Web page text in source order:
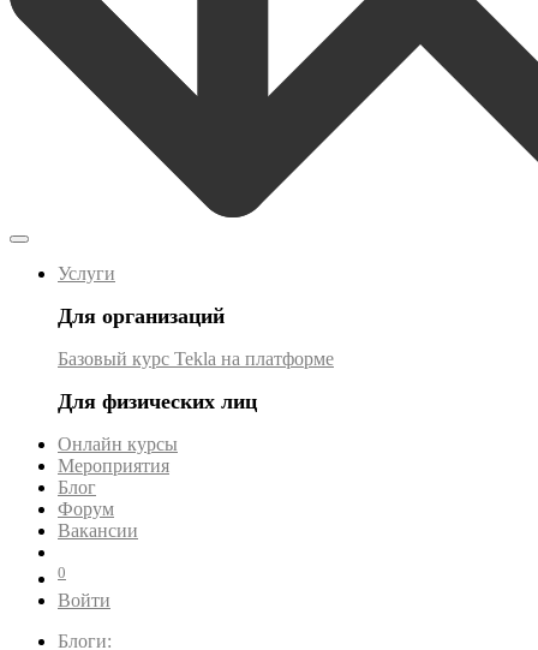
Услуги
Для организаций
Базовый курс Tekla на платформе
Для физических лиц
Онлайн курсы
Мероприятия
Блог
Форум
Вакансии
0
Войти
Блоги: